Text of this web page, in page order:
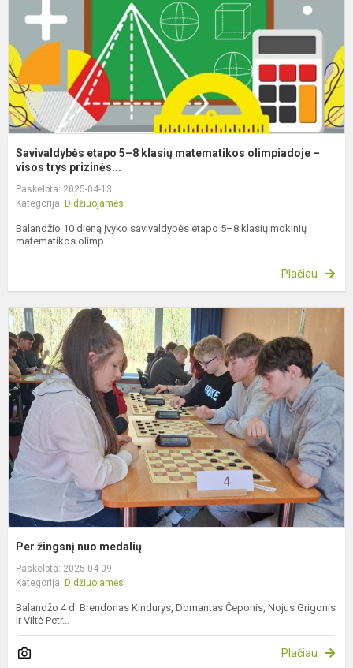
Savivaldybės etapo 5–8 klasių matematikos olimpiadoje –
visos trys prizinės...
Paskelbta: 2025-04-13
Kategorija: Didžiuojamės
Balandžio 10 dieną įvyko savivaldybės etapo 5–8 klasių mokinių
matematikos olimp...
Plačiau
Per žingsnį nuo medalių
Paskelbta: 2025-04-09
Kategorija: Didžiuojamės
Balandžo 4 d. Brendonas Kindurys, Domantas Čeponis, Nojus Grigonis
ir Viltė Petr...
Plačiau